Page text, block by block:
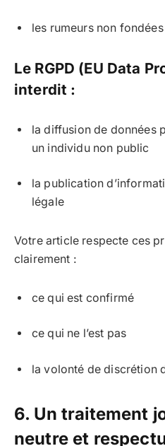
les rumeurs non
Le RGPD (EU Data
interdit :
la diffusion de données
un individu non public
la publication
légale
Votre article respecte ces
clairement :
ce qui est confirmé
ce qui ne l’est pas
la volonté de discrétion
6. Un traitement
neutre et